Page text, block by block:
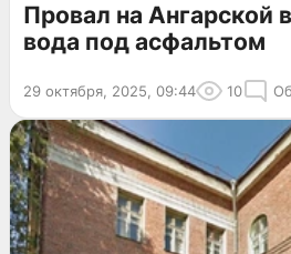
Провал на Ангарской
вода под асфальтом
29 октября, 2025, 09:44 10